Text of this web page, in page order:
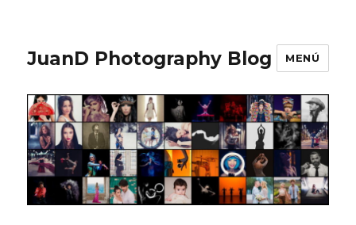
JuanD Photography Blog MENÚ